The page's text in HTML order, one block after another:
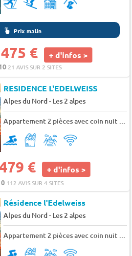
Prix malin
475 € + d'infos >
21 AVIS SUR 2 SITES
RESIDENCE L'EDELWEISS
Alpes du Nord- Les 2 alpes
Appartement 2 pièces avec coin nuit 6 personnes
€ + d'infos >
112 AVIS SUR 4 SITES
Résidence l'Edelweiss
Alpes du Nord- Les 2 alpes
Appartement 2 pièces avec coin nuit 8 personnes